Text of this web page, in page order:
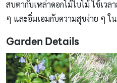
สบตากับเหล่าดอกไม้ใบไม้ ใช้เวล
ๆ และอิ่มเอมกับความสุขง่าย ๆ ใ
Garden Details